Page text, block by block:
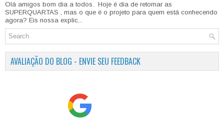
Olá amigos bom dia a todos. Hoje é dia de retomar as
SUPERQUARTAS , mas o que é o projeto para quem está conhecendo
agora? Eis nossa explic...
AVALIAÇÃO DO BLOG - ENVIE SEU FEEDBACK